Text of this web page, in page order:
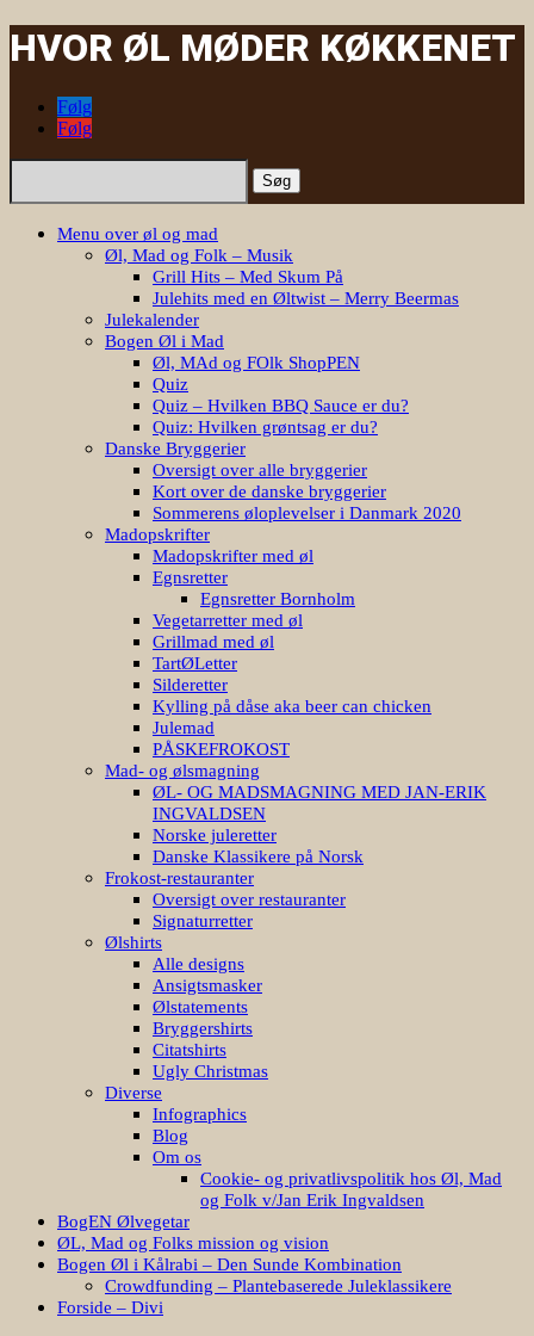
HVOR ØL MØDER KØKKENET
Følg
Følg
Søg
Menu over øl og mad
Øl, Mad og Folk – Musik
Grill Hits – Med Skum På
Julehits med en Øltwist – Merry Beermas
Julekalender
Bogen Øl i Mad
Øl, MAd og FOlk ShopPEN
Quiz
Quiz – Hvilken BBQ Sauce er du?
Quiz: Hvilken grøntsag er du?
Danske Bryggerier
Oversigt over alle bryggerier
Kort over de danske bryggerier
Sommerens øloplevelser i Danmark 2020
Madopskrifter
Madopskrifter med øl
Egnsretter
Egnsretter Bornholm
Vegetarretter med øl
Grillmad med øl
TartØLetter
Silderetter
Kylling på dåse aka beer can chicken
Julemad
PÅSKEFROKOST
Mad- og ølsmagning
ØL- OG MADSMAGNING MED JAN-ERIK
INGVALDSEN
Norske juleretter
Danske Klassikere på Norsk
Frokost-restauranter
Oversigt over restauranter
Signaturretter
Ølshirts
Alle designs
Ansigtsmasker
Ølstatements
Bryggershirts
Citatshirts
Ugly Christmas
Diverse
Infographics
Blog
Om os
Cookie- og privatlivspolitik hos Øl, Mad
og Folk v/Jan Erik Ingvaldsen
BogEN Ølvegetar
ØL, Mad og Folks mission og vision
Bogen Øl i Kålrabi – Den Sunde Kombination
Crowdfunding – Plantebaserede Juleklassikere
Forside – Divi